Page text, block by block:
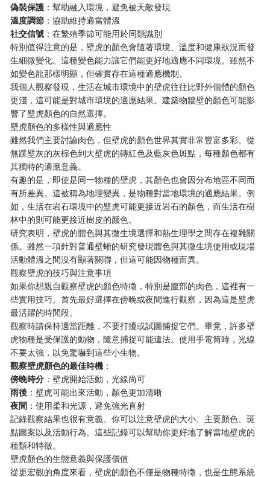
偽裝保護 ：幫助融入環境，避免被天敵發現
溫度調節 ：協助維持適當體溫
社交信號 ：在繁殖季節可能用於同類識別
特別值得注意的是，壁虎的顏色會隨著環境、溫度和健康狀況而發
生細微變化。這種變色能力讓它們能更好地適應不同環境。雖然不
如變色龍那樣明顯，但確實存在這種適應機制。
我個人觀察發現，生活在城市環境中的壁虎往往比野外個體的顏色
更淺，這可能是對城市環境的適應結果。建築物牆壁的顏色可能影
響了壁虎顏色的自然選擇。
壁虎顏色的多樣性與適應性
雖然我們主要討論肉色，但壁虎的顏色世界其實非常豐富多彩。從
無蹼壁灰的灰棕色到大壁虎的磚紅色及藍灰色斑點，每種顏色都有
其獨特的適應意義。
有趣的是，即使是同一物種的壁虎，其顏色也會因分布地區不同而
有所差異。這被稱為地理變異，是物種對當地環境的適應結果。例
如，生活在岩石環境中的壁虎可能更接近岩石的顏色，而生活在樹
林中的則可能更接近樹皮的颜色。
研究表明，壁虎的體色與其微生境選擇和熱生理學之間存在複雜關
係。雖然一項針對普通壁蜥的研究發現體色與其微生境使用或現場
活動體溫之間沒有顯著關聯，但這可能因物種而異。
觀察壁虎的技巧與注意事項
如果你想親自觀察壁虎的顏色特徵，特別是腹部的肉色，這裡有一
些實用技巧。首先最好選擇在傍晚或夜間進行觀察，因為這是壁虎
最活躍的時間段。
觀察時請保持適當距離，不要打擾或試圖捕捉它們。畢竟，許多壁
虎物種是受保護的動物，隨意捕捉可能違法。使用手電筒時，光線
不要太強，以免驚嚇到這些小生物。
觀察壁虎顏色的最佳時機 ：
傍晚時分 ：壁虎開始活動，光線尚可
雨後 ：壁虎可能出來活動，顏色更加清晰
夜間 ：使用柔和光源，避免強光直射
記錄觀察結果也很有意義。你可以注意壁虎的大小、主要顏色、斑
點圖案以及活動行為。這些記錄可以幫助你更好地了解當地壁虎的
種類和特徵。
壁虎顏色的生態意義與保護價值
從更宏觀的角度來看，壁虎的顏色不僅是物種特徵，也是生態系統